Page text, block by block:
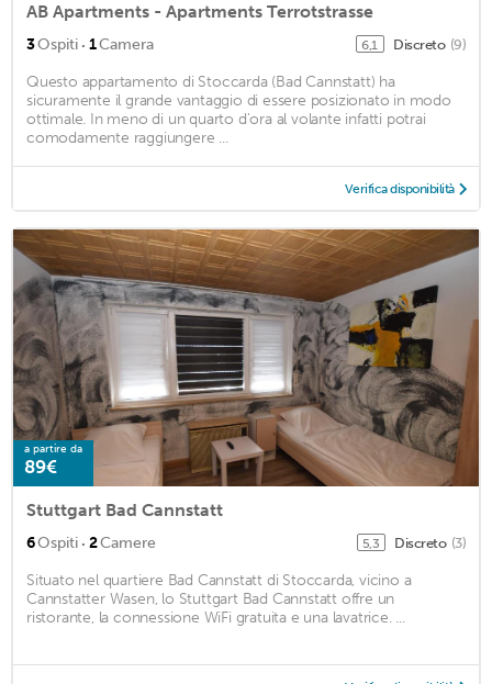
AB Apartments - Apartments Terrotstrasse
3Ospiti · 1Camera 6,1 Discreto (9)
Questo appartamento di Stoccarda (Bad Cannstatt) ha
sicuramente il grande vantaggio di essere posizionato in modo
ottimale. In meno di un quarto d'ora al volante infatti potrai
comodamente raggiungere ...
Verifica disponibilità
a partire da
89€
Stuttgart Bad Cannstatt
6Ospiti · 2Camere 5,3 Discreto (3)
Situato nel quartiere Bad Cannstatt di Stoccarda, vicino a
Cannstatter Wasen, lo Stuttgart Bad Cannstatt offre un
ristorante, la connessione WiFi gratuita e una lavatrice. ...